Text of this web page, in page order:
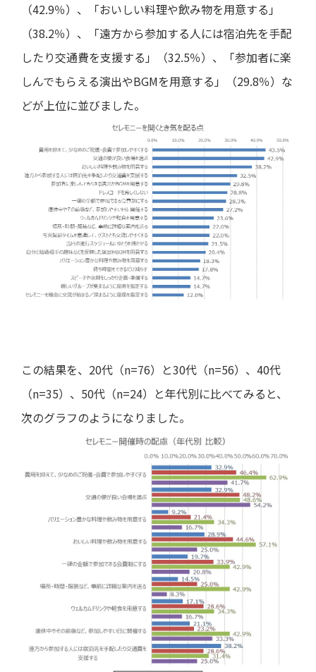
（42.9％）、「おいしい料理や飲み物を用意する」
（38.2％）、「遠方から参加する人には宿泊先を手配
したり交通費を支援する」（32.5％）、「参加者に楽
しんでもらえる演出やBGMを用意する」（29.8％）な
どが上位に並びました。
この結果を、20代（n=76）と30代（n=56）、40代
（n=35）、50代（n=24）と年代別に比べてみると、
次のグラフのようになりました。